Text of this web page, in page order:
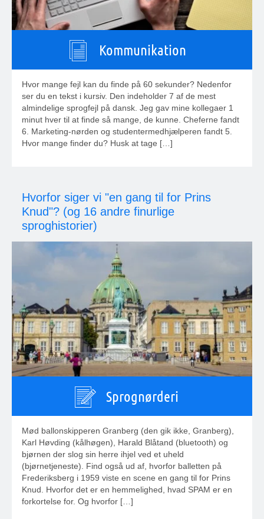
Kommunikation
Hvor mange fejl kan du finde på 60 sekunder? Nedenfor
ser du en tekst i kursiv. Den indeholder 7 af de mest
almindelige sprogfejl på dansk. Jeg gav mine kollegaer 1
minut hver til at finde så mange, de kunne. Cheferne fandt
6. Marketing-nørden og studentermedhjælperen fandt 5.
Hvor mange finder du? Husk at tage […]
Hvorfor siger vi "en gang til for Prins
Knud"? (og 16 andre finurlige
sproghistorier)
Sprognørderi
Mød ballonskipperen Granberg (den gik ikke, Granberg),
Karl Høvding (kålhøgen), Harald Blåtand (bluetooth) og
bjørnen der slog sin herre ihjel ved et uheld
(bjørnetjeneste). Find også ud af, hvorfor balletten på
Frederiksberg i 1959 viste en scene en gang til for Prins
Knud. Hvorfor det er en hemmelighed, hvad SPAM er en
forkortelse for. Og hvorfor […]